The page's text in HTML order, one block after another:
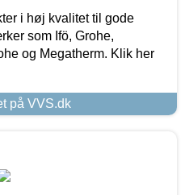
i høj kvalitet til gode
som Ifö, Grohe,
og Megatherm. Klik her
på VVS.dk